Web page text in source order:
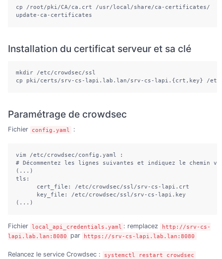
cp /root/pki/CA/ca.crt /usr/local/share/ca-certificates/
update-ca-certificates
Installation du certificat serveur et sa clé
mkdir /etc/crowdsec/ssl
cp pki/certs/srv-cs-lapi.lab.lan/srv-cs-lapi.{crt,key} /etc/
Paramétrage de crowdsec
Fichier config.yaml :
vim /etc/crowdsec/config.yaml :
# Décommentez les lignes suivantes et indiquez le
(...)
tls:
      cert_file: /etc/crowdsec/ssl/srv-cs-lapi.crt
      key_file: /etc/crowdsec/ssl/srv-cs-lapi.key
(...)
Fichier local_api_credentials.yaml : remplacez
http://srv-cs-
lapi.lab.lan:8080
par https://srv-cs-lapi.lab.lan:8080
Relancez le service Crowdsec : systemctl restart crowdsec